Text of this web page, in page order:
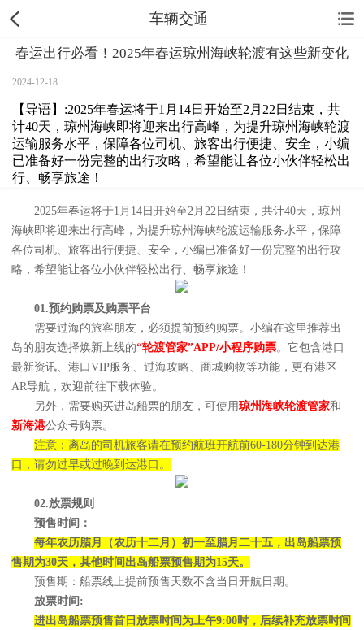
车辆交通
春运出行必看！2025年春运琼州海峡轮渡有这些新变化
2024-12-18
【导语】:2025年春运将于1月14日开始至2月22日结束，共
计40天，琼州海峡即将迎来出行高峰，为提升琼州海峡轮渡
运输服务水平，保障各位司机、旅客出行便捷、安全，小编
已准备好一份完整的出行攻略，希望能让各位小伙伴轻松出
行、畅享旅途！
2025年春运将于1月14日开始至2月22日结束，共计40天，琼州
海峡即将迎来出行高峰，为提升琼州海峡轮渡运输服务水平，保障
各位司机、旅客出行便捷、安全，小编已准备好一份完整的出行攻
略，希望能让各位小伙伴轻松出行、畅享旅途！
01.预约购票及购票平台
需要过海的旅客朋友，必须提前预约购票。小编在这里推荐出
岛的朋友选择焕新上线的“轮渡管家”APP/小程序购票。它包含港口
最新资讯、港口VIP服务、过海攻略、商城购物等功能，更有港区
AR导航，欢迎前往下载体验。
另外，需要购买进岛船票的朋友，可使用琼州海峡轮渡管家和
新海港公众号购票。
注意：离岛的司机旅客请在预约航班开航前60-180分钟到达港
口，请勿过早或过晚到达港口。
02.放票规则
预售时间：
每年农历腊月（农历十二月）初一至腊月二十五，出岛船票预
售期为30天，其他时间出岛船票预售期为15天。
预售期：船票线上提前预售天数不含当日开航日期。
放票时间:
进出岛船票预售首日放票时间为上午9:00时，后续补充放票时间